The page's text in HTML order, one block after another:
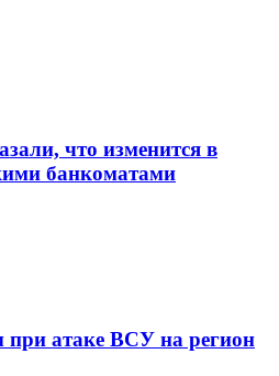
что изменится в
банкоматами
при атаке ВСУ на регион